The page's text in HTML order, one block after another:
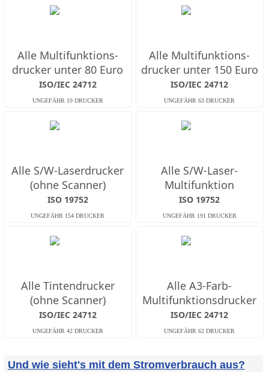
Alle Multifunktions­
drucker unter 80 Euro
ISO/IEC 24712
Alle Multifunktions­
drucker unter 150 Euro
ISO/IEC 24712
Alle S/W-Laserdrucker
(ohne Scanner)
ISO 19752
Alle S/W-Laser-
Multifunktion
ISO 19752
Alle Tintendrucker
(ohne Scanner)
ISO/IEC 24712
Alle A3-Farb-
Multifunktionsdrucker
ISO/IEC 24712
Und wie sieht's mit dem Stromverbrauch aus?